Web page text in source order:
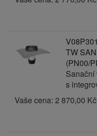
TW
(PN00/
Sanační
s
Vaše cena: 2 870,00 Kč